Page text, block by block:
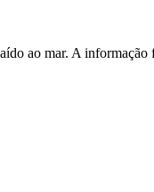
ao mar. A